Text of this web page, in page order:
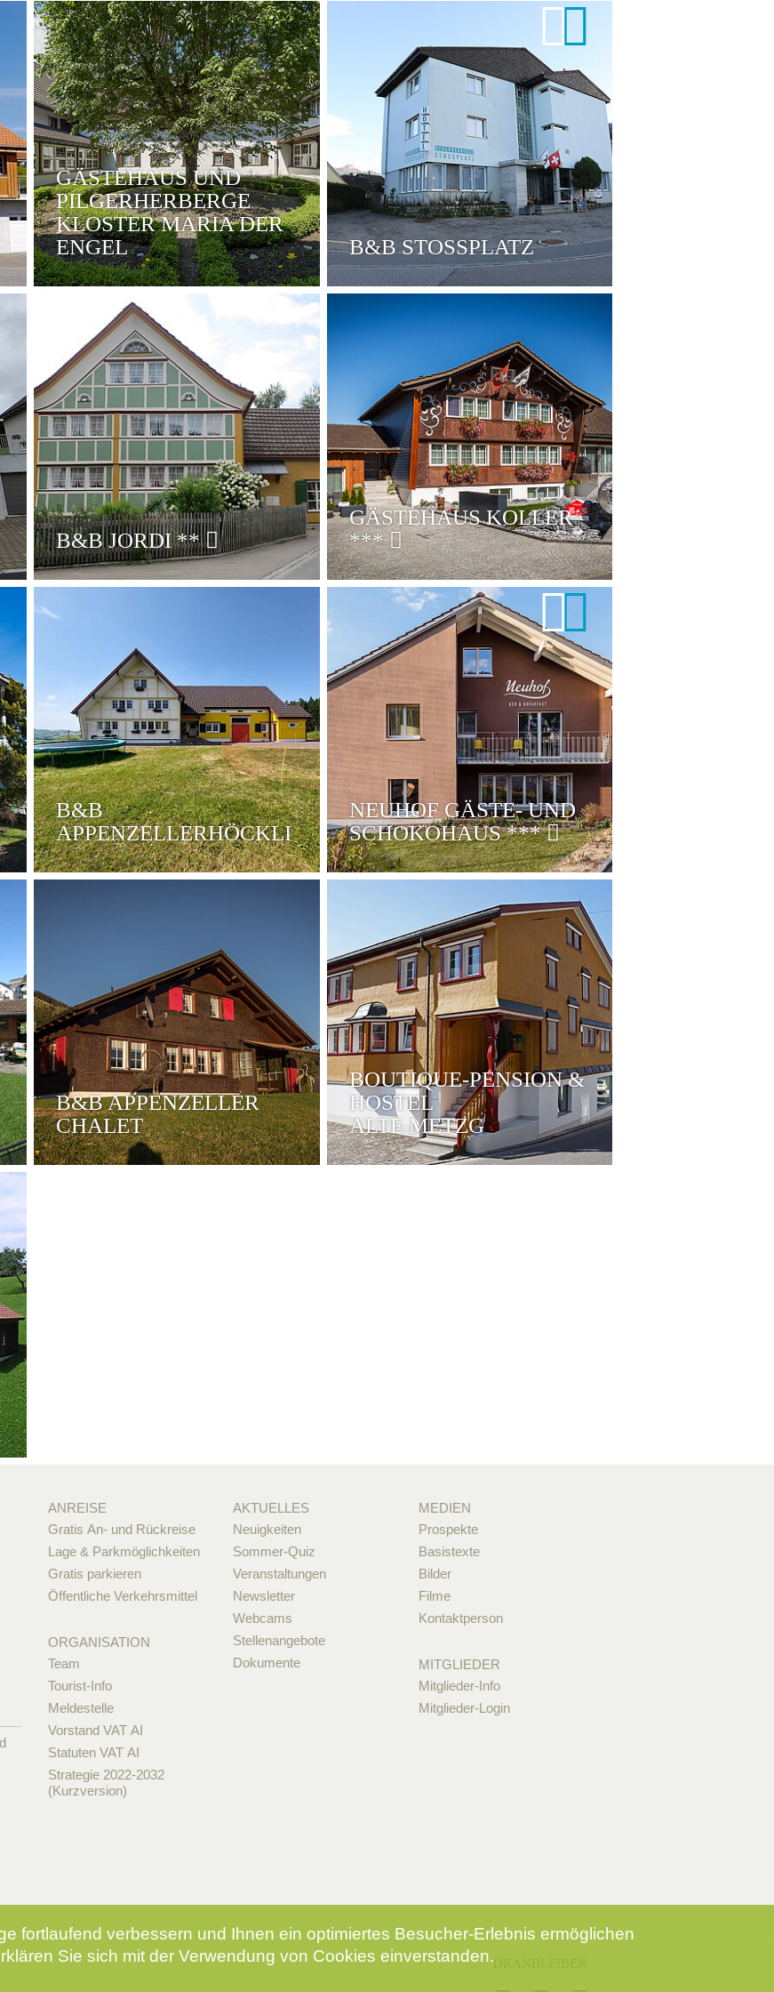
GÄSTEHAUS UND
PILGERHERBERGE
KLOSTER MARIA DER
ENGEL
B&B STOSSPLATZ
B&B JORDI**
GÄSTEHAUS KOLLER
***
B&B
APPENZELLERHÖCKLI
NEUHOF GÄSTE- UND
SCHOKOHAUS***
B&B APPENZELLER
CHALET
BOUTIQUE-PENSION &
HOSTEL
ALTE METZG
ANREISE
Gratis An- und Rückreise
Lage & Parkmöglichkeiten
Gratis parkieren
Öffentliche Verkehrsmittel
ORGANISATION
Team
Tourist-Info
Meldestelle
Vorstand VAT AI
Statuten VAT AI
Strategie 2022-2032
(Kurzversion)
AKTUELLES
Neuigkeiten
Sommer-Quiz
Veranstaltungen
Newsletter
Webcams
Stellenangebote
Dokumente
MEDIEN
Prospekte
Basistexte
Bilder
Filme
Kontaktperson
MITGLIEDER
Mitglieder-Info
Mitglieder-Login
fortlaufend verbessern und Ihnen ein optimiertes Besucher-Erlebnis ermöglichen
Sie sich mit der Verwendung von Cookies einverstanden.